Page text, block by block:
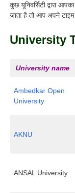
कुछ यूनिवर्सिटी द्वारा
जाता है तो आप अपने
University
University name
Ambedkar Open
University
AKNU
ANSAL University